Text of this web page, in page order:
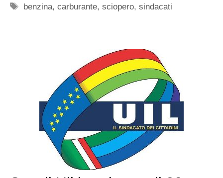
Tag
benzina,carburante,sciopero,sindacati